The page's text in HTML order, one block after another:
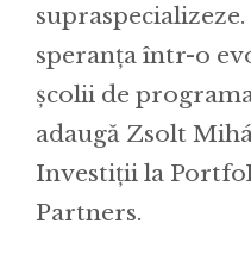
speranța într-o
școlii de
adaugă Zsolt
Investiții la
Partners.